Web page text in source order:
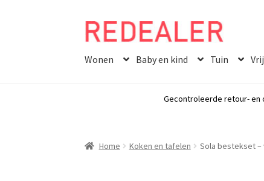
Skip
navigation
Skip
content
Wonen Baby en kind Tuin
Gecontroleerde retour- en
Home Koken en tafelen Sola bestekset –